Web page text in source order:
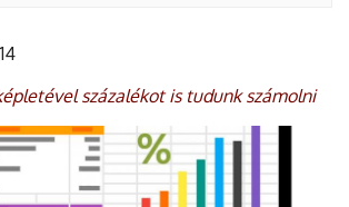
százalékot is tudunk számolni